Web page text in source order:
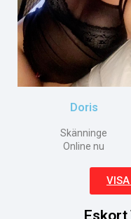
Doris
Skänninge
Online nu
VISA